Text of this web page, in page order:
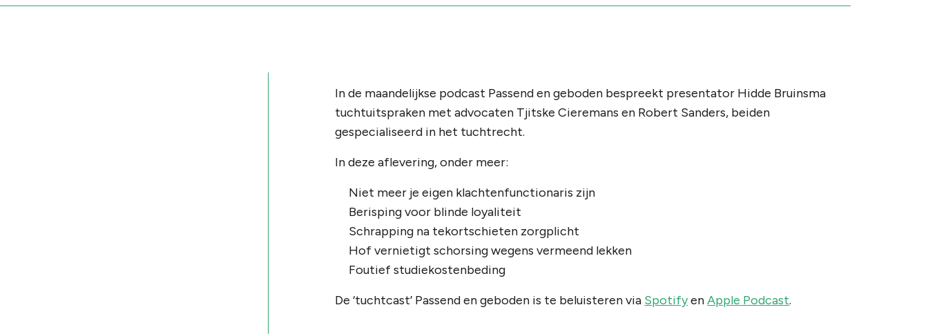
In de maandelijkse podcast Passend en geboden bespreekt presentator Hidde Bruinsma
tuchtuitspraken met advocaten Tjitske Cieremans en Robert Sanders, beiden
gespecialiseerd in het tuchtrecht.
In deze aflevering, onder meer:
Niet meer je eigen klachtenfunctionaris zijn
Berisping voor blinde loyaliteit
Schrapping na tekortschieten zorgplicht
Hof vernietigt schorsing wegens vermeend lekken
Foutief studiekostenbeding
De ‘tuchtcast’ Passend en geboden is te beluisteren via SpotifyenApple Podcast.